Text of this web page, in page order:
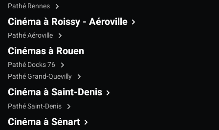
Pathé Rennes
Cinéma à Roissy - Aéroville
Pathé Aéroville
Cinémas à Rouen
Pathé Docks 76
Pathé Grand-Quevilly
Cinéma à Saint-Denis
Pathé Saint-Denis
Cinéma à Sénart